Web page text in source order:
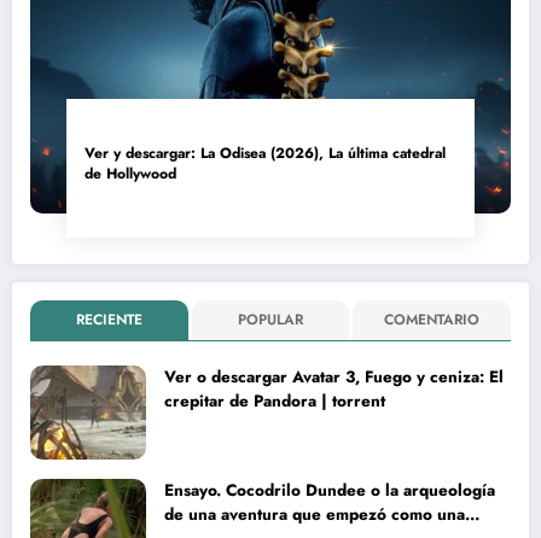
Ver y descargar: La Odisea (2026), La última catedral
de Hollywood
RECIENTE POPULAR COMENTARIO
Ver o descargar Avatar 3, Fuego y ceniza: El
crepitar de Pandora | torrent
Ensayo. Cocodrilo Dundee o la arqueología
de una aventura que empezó como una